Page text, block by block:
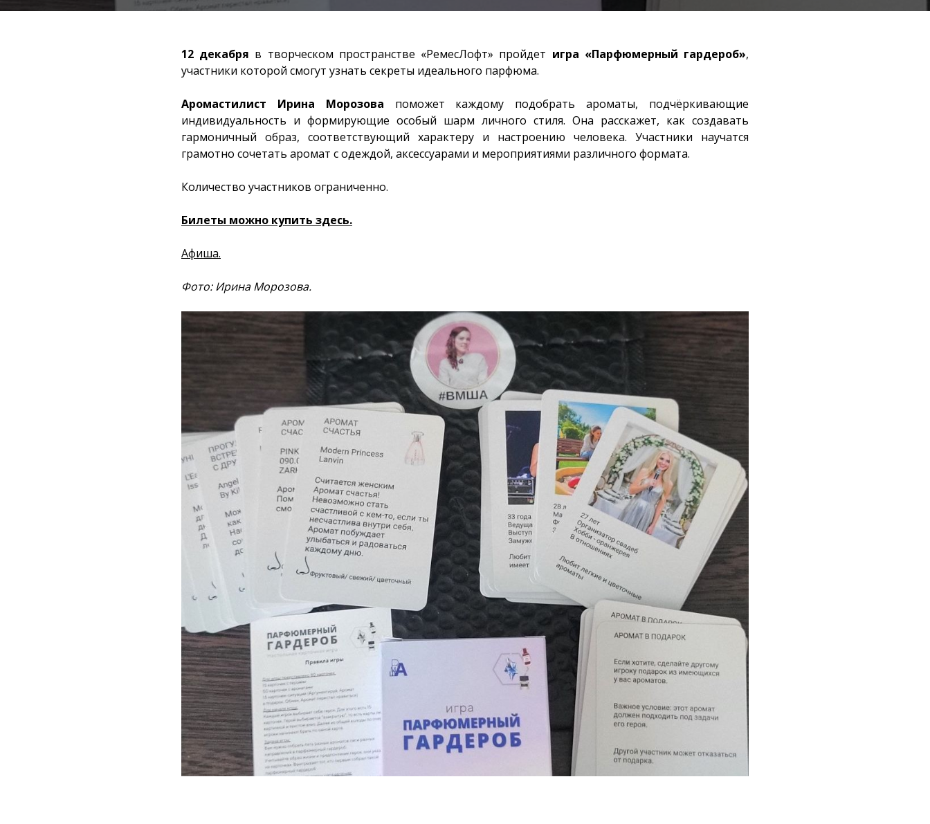
12 декабря в творческом пространстве «РемесЛофт» пройдет игра «Парфюмерный гардероб»,
участники которой смогут узнать секреты идеального парфюма.
Аромастилист Ирина Морозова поможет каждому подобрать ароматы, подчёркивающие
индивидуальность и формирующие особый шарм личного стиля. Она расскажет, как создавать
гармоничный образ, соответствующий характеру и настроению человека. Участники научатся
грамотно сочетать аромат с одеждой, аксессуарами и мероприятиями различного формата.
Количество участников ограниченно.
Билеты можно купить здесь.
Афиша.
Фото: Ирина Морозова.